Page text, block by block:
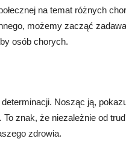
na temat różnych
możemy zacząć
osób chorych.
Nosząc ją,
znak, że niezależnie od
zdrowia.